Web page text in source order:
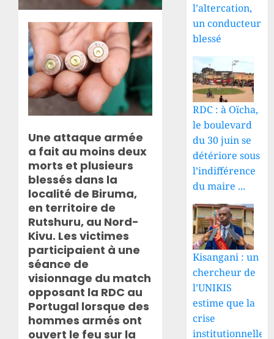
Une attaque armée
a fait au moins deux
morts et plusieurs
blessés dans la
localité de Biruma,
en territoire de
Rutshuru, au Nord-
Kivu. Les victimes
participaient à une
séance de
visionnage du match
opposant la RDC au
Portugal lorsque des
hommes armés ont
ouvert le feu sur la
l’altercation,
un conducteur
blessé
RDC : à Oïcha,
le boulevard
du 30 juin se
détériore sous
l’indifférence
du maire ...
Kisangani : un
chercheur de
l’UNIKIS
estime que la
crise
institutionnelle